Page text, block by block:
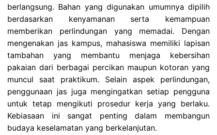
berlangsung. Bahan yang digunakan umumnya dipilih
berdasarkan kenyamanan serta kemampuan
memberikan perlindungan yang memadai. Dengan
mengenakan jas kampus, mahasiswa memiliki lapisan
tambahan yang membantu menjaga kebersihan
pakaian dari berbagai percikan maupun kotoran yang
muncul saat praktikum. Selain aspek perlindungan,
penggunaan jas juga mengingatkan setiap pengguna
untuk tetap mengikuti prosedur kerja yang berlaku.
Kebiasaan ini sangat penting dalam membangun
budaya keselamatan yang berkelanjutan.